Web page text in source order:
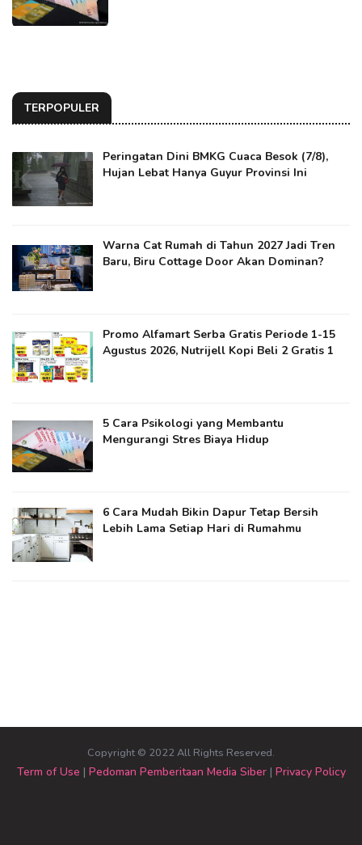
TERPOPULER
Peringatan Dini BMKG Cuaca Besok (7/8),
Hujan Lebat Hanya Guyur Provinsi Ini
Warna Cat Rumah di Tahun 2027 Jadi Tren
Baru, Biru Cottage Door Akan Dominan?
Promo Alfamart Serba Gratis Periode 1-15
Agustus 2026, Nutrijell Kopi Beli 2 Gratis 1
5 Cara Psikologi yang Membantu
Mengurangi Stres Biaya Hidup
6 Cara Mudah Bikin Dapur Tetap Bersih
Lebih Lama Setiap Hari di Rumahmu
Copyright © 2022 All Rights Reserved.
Term of Use | Pedoman Pemberitaan Media Siber| Privacy Policy